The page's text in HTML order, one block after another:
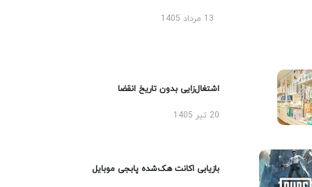
13 مرداد 1405
اشتغال‌زایی بدون تاریخ انقضا
20 تیر 1405
بازیابی اکانت هک‌شده پابجی موبایل